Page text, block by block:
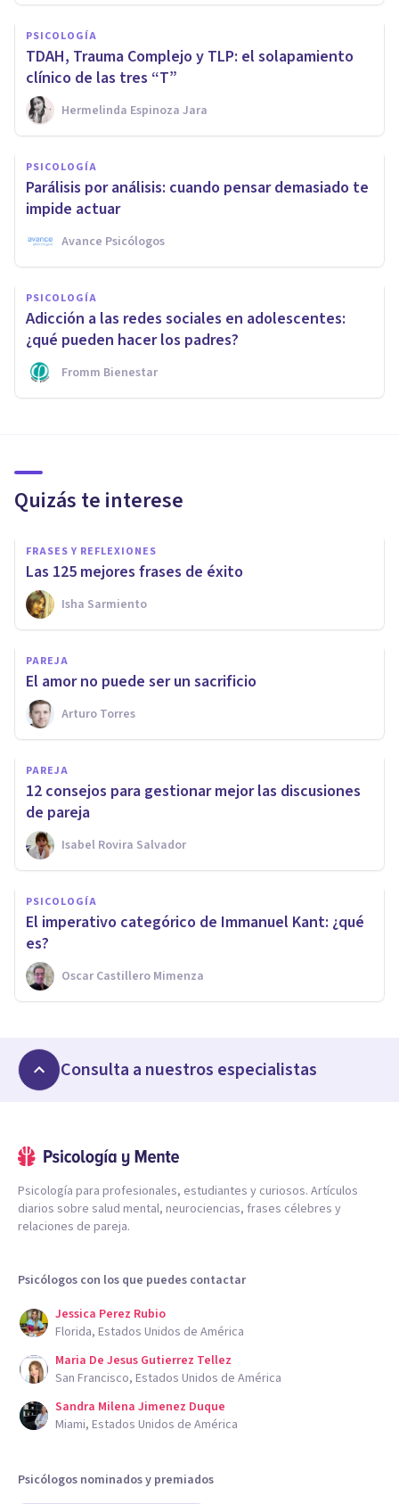
PSICOLOGÍA
TDAH, Trauma Complejo y TLP: el solapamiento
clínico de las tres “T”
Hermelinda Espinoza Jara
PSICOLOGÍA
Parálisis por análisis: cuando pensar demasiado te
impide actuar
Avance Psicólogos
PSICOLOGÍA
Adicción a las redes sociales en adolescentes:
¿qué pueden hacer los padres?
Fromm Bienestar
Quizás te interese
FRASES Y REFLEXIONES
Las 125 mejores frases de éxito
Isha Sarmiento
PAREJA
El amor no puede ser un sacrificio
Arturo Torres
PAREJA
12 consejos para gestionar mejor las discusiones
de pareja
Isabel Rovira Salvador
PSICOLOGÍA
El imperativo categórico de Immanuel Kant: ¿qué
es?
Oscar Castillero Mimenza
Consulta a nuestros especialistas
Psicología para profesionales, estudiantes y curiosos. Artículos
diarios sobre salud mental, neurociencias, frases célebres y
relaciones de pareja.
Psicólogos con los que puedes contactar
Jessica Perez Rubio
Florida, Estados Unidos de América
Maria De Jesus Gutierrez Tellez
San Francisco, Estados Unidos de América
Sandra Milena Jimenez Duque
Miami, Estados Unidos de América
Psicólogos nominados y premiados